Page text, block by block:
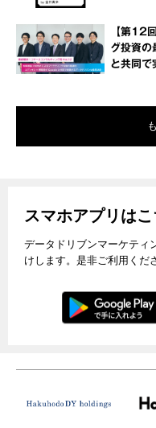
【第12
グ投資
と共同で
スマホアプリはこ
データドリブンマーケティ
けします。是非ご利用くだ